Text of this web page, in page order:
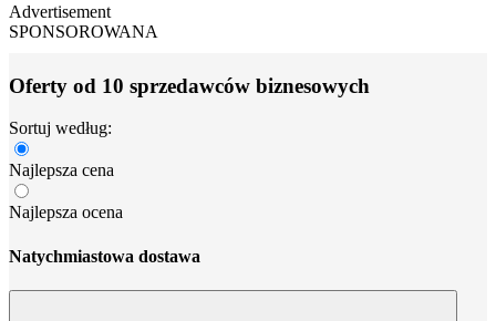
Advertisement
SPONSOROWANA
Oferty od 10 sprzedawców biznesowych
Sortuj według:
Najlepsza cena
Najlepsza ocena
Natychmiastowa dostawa